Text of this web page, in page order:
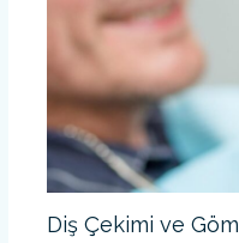
Diş Çekimi ve